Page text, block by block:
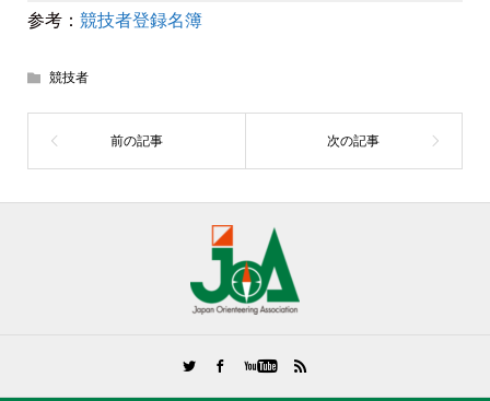
参考： 競技者登録名簿
競技者